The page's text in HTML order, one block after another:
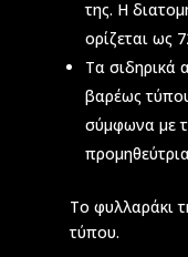
της. Η
ορίζεται ως
Τα σιδηρικά
βαρέως
σύμφωνα με
Το φυλλαράκι
τύπου.